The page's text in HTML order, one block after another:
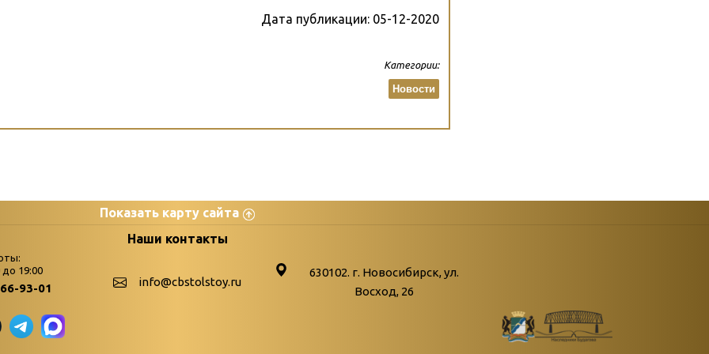
Дата публикации: 05-12-2020
Категории:
Новости
Показать карту сайта
palitra
Бюллетень новых поступлений
Война. Народ. Победа.
Наши контакты
до 19:00
93-01 info@cbstolstoy.ru
630102. г. Новосибирск, ул.
Восход, 26